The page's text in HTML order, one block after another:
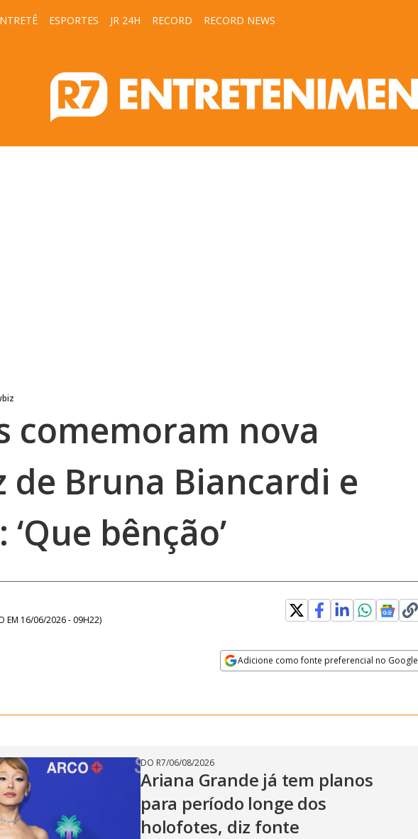
ESPORTES JR 24H RECORD RECORD NEWS
comemoram nova
de Bruna Biancardi e
bênção’
EM 16/06/2026 - 09H22)
Adicione como fonte preferencial no Google
Velocidade
DO R7/06/08/2026
Ariana Grande já tem planos
para período longe dos
holofotes, diz fonte